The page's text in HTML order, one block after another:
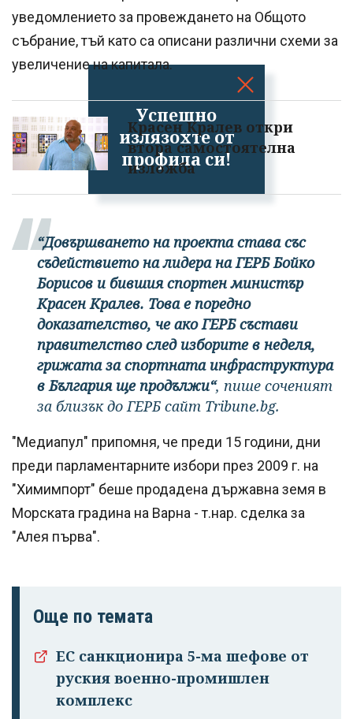
Успешно
излязохте от
профила си!
уведомлението за провеждането на Общото
събрание, тъй като са описани различни схеми за
увеличение на капитала.
Красен Кралев откри
втора самостоятелна
изложба
“Довършването на проекта става със
съдействието на лидера на ГЕРБ Бойко
Борисов и бившия спортен министър
Красен Кралев. Това е поредно
доказателство, че ако ГЕРБ състави
правителство след изборите в неделя,
грижата за спортната инфраструктура
в България ще продължи“, пише соченият
за близък до ГЕРБ сайт Tribune.bg.
"Медиапул" припомня, че преди 15 години, дни
преди парламентарните избори през 2009 г. на
"Химимпорт" беше продадена държавна земя в
Морската градина на Варна - т.нар. сделка за
"Алея първа".
Още по темата
ЕС санкционира 5-ма шефове от
руския военно-промишлен
комплекс